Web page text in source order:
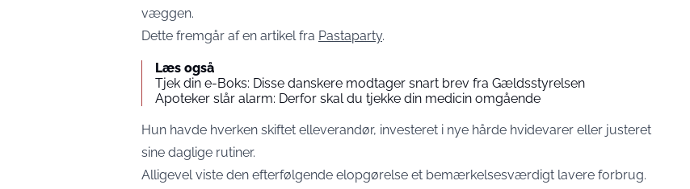
væggen.
Dette fremgår af en artikel fra Pastaparty.
Læs også
Tjek din e-Boks: Disse danskere modtager snart brev fra Gældsstyrelsen
Apoteker slår alarm: Derfor skal du tjekke din medicin omgående
Hun havde hverken skiftet elleverandør, investeret i nye hårde hvidevarer eller justeret
sine daglige rutiner.
Alligevel viste den efterfølgende elopgørelse et bemærkelsesværdigt lavere forbrug.